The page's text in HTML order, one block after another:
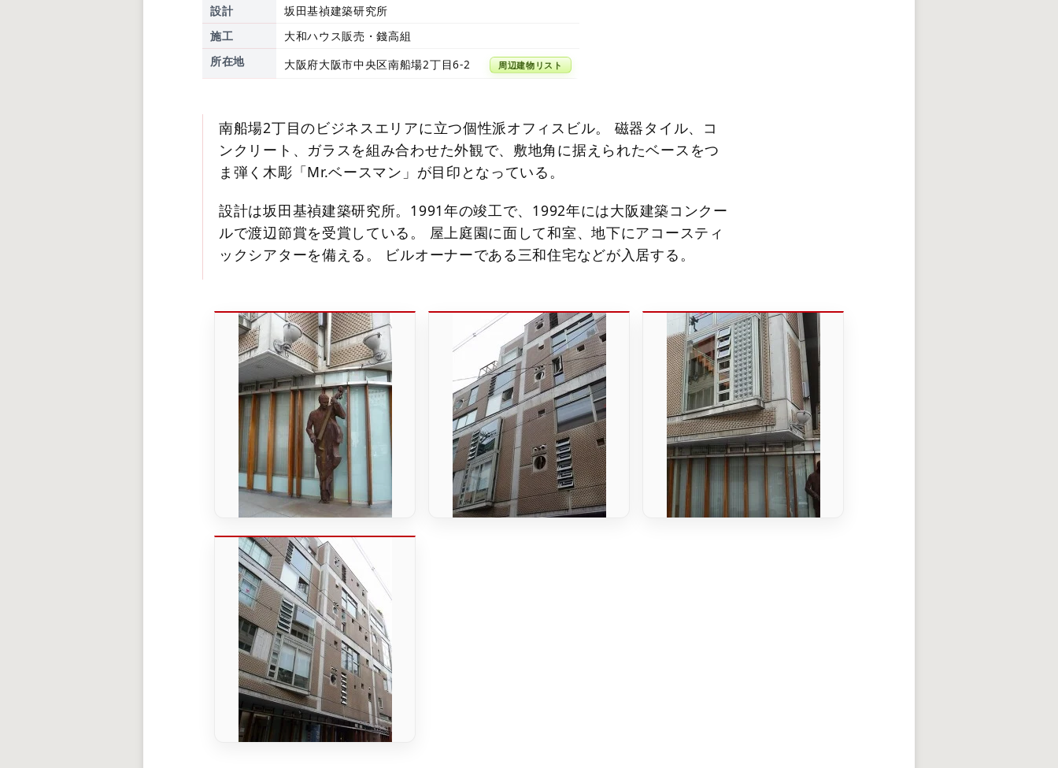
設計
坂田基禎建築研究所
施工
大和ハウス販売・錢高組
所在地
大阪府大阪市中央区南船場2丁目6-2 周辺建物リスト
南船場2丁目のビジネスエリアに立つ個性派オフィスビル。 磁器タイル、コ
ンクリート、ガラスを組み合わせた外観で、敷地角に据えられたベースをつ
ま弾く木彫「Mr.ベースマン」が目印となっている。
設計は坂田基禎建築研究所。1991年の竣工で、1992年には大阪建築コンクー
ルで渡辺節賞を受賞している。 屋上庭園に面して和室、地下にアコースティ
ックシアターを備える。 ビルオーナーである三和住宅などが入居する。